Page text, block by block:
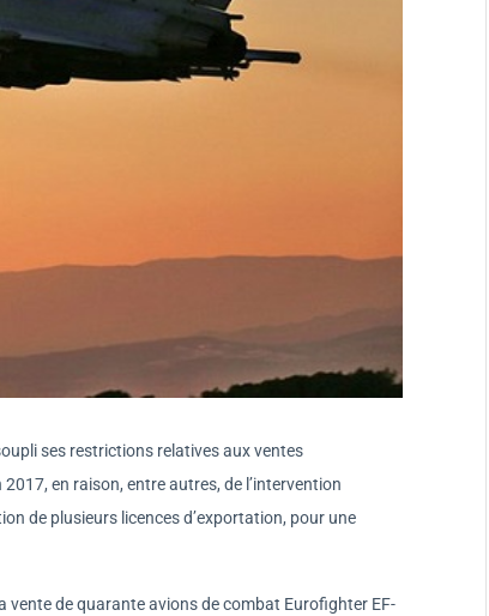
ses restrictions relatives aux ventes
en raison, entre autres, de l’intervention
de plusieurs licences d’exportation, pour une
vente de quarante avions de combat Eurofighter EF-